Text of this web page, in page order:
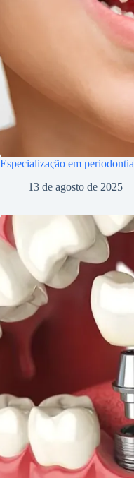
Especialização em periodontia
13 de agosto de 2025